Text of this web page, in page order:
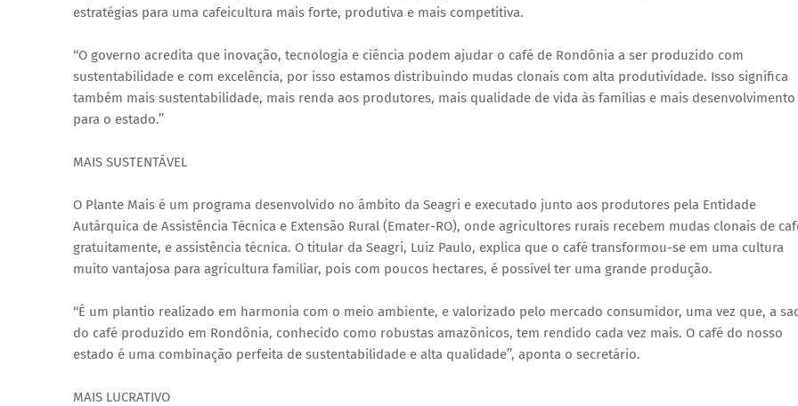
estratégias para uma cafeicultura mais forte, produtiva e mais competitiva.
‘‘O governo acredita que inovação, tecnologia e ciência podem ajudar o café de Rondônia a ser produzido com
sustentabilidade e com excelência, por isso estamos distribuindo mudas clonais com alta produtividade. Isso significa
também mais sustentabilidade, mais renda aos produtores, mais qualidade de vida às famílias e mais desenvolvimento
para o estado.’’
MAIS SUSTENTÁVEL
O Plante Mais é um programa desenvolvido no âmbito da Seagri e executado junto aos produtores pela Entidade
Autárquica de Assistência Técnica e Extensão Rural (Emater-RO), onde agricultores rurais recebem mudas clonais de
gratuitamente, e assistência técnica. O titular da Seagri, Luiz Paulo, explica que o café transformou-se em uma cultura
muito vantajosa para agricultura familiar, pois com poucos hectares, é possível ter uma grande produção.
‘‘É um plantio realizado em harmonia com o meio ambiente, e valorizado pelo mercado consumidor, uma vez que, a
do café produzido em Rondônia, conhecido como robustas amazônicos, tem rendido cada vez mais. O café do nosso
estado é uma combinação perfeita de sustentabilidade e alta qualidade’’, aponta o secretário.
MAIS LUCRATIVO